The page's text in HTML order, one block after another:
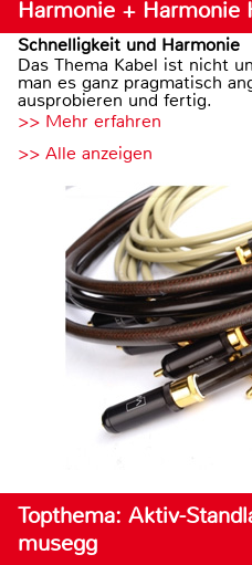
Harmonie + Harmonie
Schnelligkeit und Harmonie
Das Thema Kabel ist nicht
man es ganz pragmatisch
ausprobieren und fertig.
>> Mehr erfahren
>> Alle anzeigen
Topthema: Aktiv-
musegg